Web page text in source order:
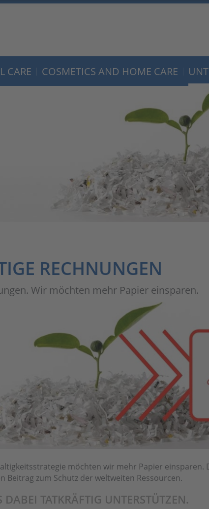
CARE COSMETICS AND HOME CARE
RECHNUNGEN
Wir möchten mehr Papier einsparen.
möchten wir mehr Papier einsparen.
Beitrag zum Schutz der weltweiten Ressourcen.
TATKRÄFTIG UNTERSTÜTZEN.